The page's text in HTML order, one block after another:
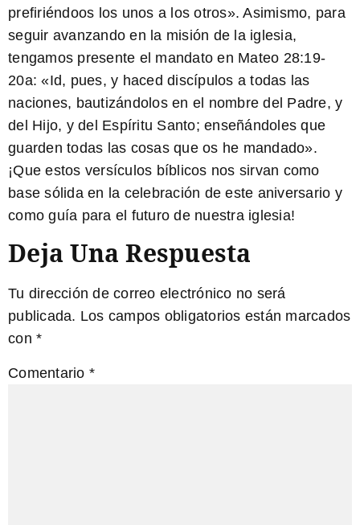
prefiriéndoos los unos a los otros». Asimismo, para
seguir avanzando en la misión de la iglesia,
tengamos presente el mandato en Mateo 28:19-
20a: «Id, pues, y haced discípulos a todas las
naciones, bautizándolos en el nombre del Padre, y
del Hijo, y del Espíritu Santo; enseñándoles que
guarden todas las cosas que os he mandado».
¡Que estos versículos bíblicos nos sirvan como
base sólida en la celebración de este aniversario y
como guía para el futuro de nuestra iglesia!
Deja Una Respuesta
Tu dirección de correo electrónico no será
publicada. Los campos obligatorios están marcados
con *
Comentario *